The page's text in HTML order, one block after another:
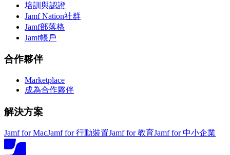
培訓與認證
Jamf Nation社群
Jamf部落格
Jamf帳戶
合作夥伴
Marketplace
成為合作夥伴
解決方案
Jamf for MacJamf for 行動裝置Jamf for 教育Jamf for 中小企業